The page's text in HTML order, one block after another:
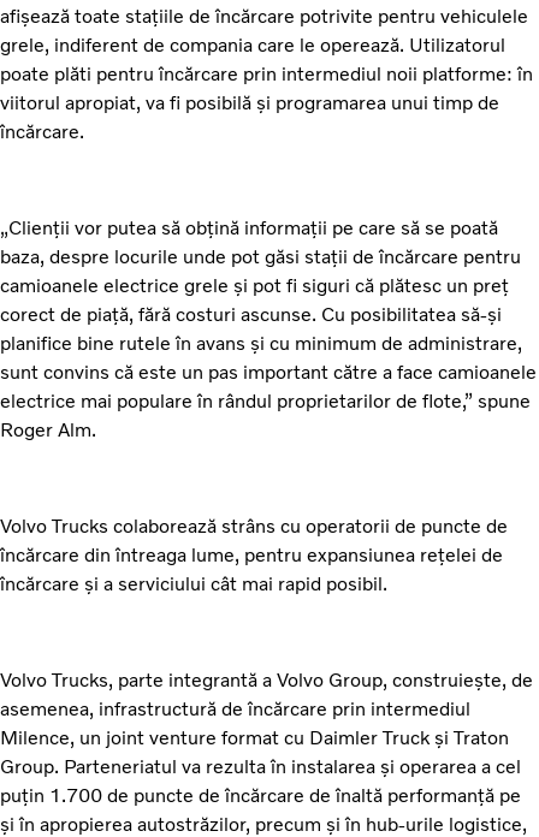
afișează toate stațiile de încărcare potrivite pentru vehiculele
grele, indiferent de compania care le operează. Utilizatorul
poate plăti pentru încărcare prin intermediul noii platforme: în
viitorul apropiat, va fi posibilă și programarea unui timp de
încărcare.
„Clienții vor putea să obțină informații pe care să se poată
baza, despre locurile unde pot găsi stații de încărcare pentru
camioanele electrice grele și pot fi siguri că plătesc un preț
corect de piață, fără costuri ascunse. Cu posibilitatea să-și
planifice bine rutele în avans și cu minimum de administrare,
sunt convins că este un pas important către a face camioanele
electrice mai populare în rândul proprietarilor de flote,” spune
Roger Alm.
Volvo Trucks colaborează strâns cu operatorii de puncte de
încărcare din întreaga lume, pentru expansiunea rețelei de
încărcare și a serviciului cât mai rapid posibil.
Volvo Trucks, parte integrantă a Volvo Group, construiește, de
asemenea, infrastructură de încărcare prin intermediul
Milence, un joint venture format cu Daimler Truck și Traton
Group. Parteneriatul va rezulta în instalarea și operarea a cel
puțin 1.700 de puncte de încărcare de înaltă performanță pe
și în apropierea autostrăzilor, precum și în hub-urile logistice,